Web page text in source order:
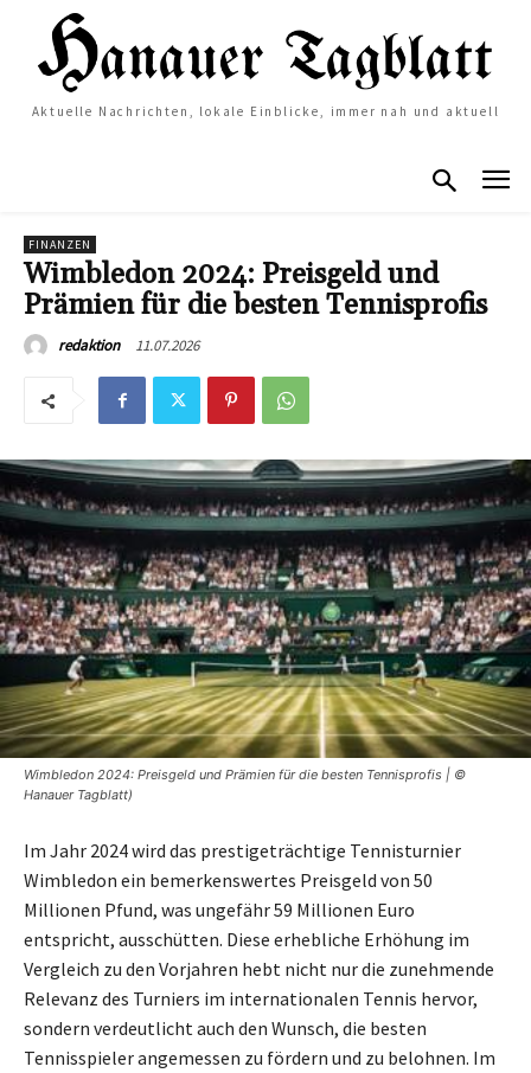
Aktuelle Nachrichten, lokale Einblicke, immer nah und aktuell
FINANZEN
Wimbledon 2024: Preisgeld und
Prämien für die besten Tennisprofis
redaktion 11.07.2026
Wimbledon 2024: Preisgeld und Prämien für die besten Tennisprofis | ©
Hanauer Tagblatt)
Im Jahr 2024 wird das prestigeträchtige Tennisturnier
Wimbledon ein bemerkenswertes Preisgeld von 50
Millionen Pfund, was ungefähr 59 Millionen Euro
entspricht, ausschütten. Diese erhebliche Erhöhung im
Vergleich zu den Vorjahren hebt nicht nur die zunehmende
Relevanz des Turniers im internationalen Tennis hervor,
sondern verdeutlicht auch den Wunsch, die besten
Tennisspieler angemessen zu fördern und zu belohnen. Im